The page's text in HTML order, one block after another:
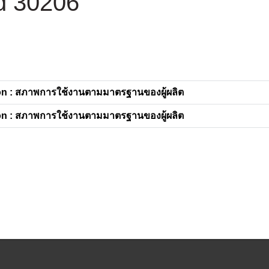
: สภาพการใช้งานตามมาตรฐานของผู้ผลิต
: สภาพการใช้งานตามมาตรฐานของผู้ผลิต